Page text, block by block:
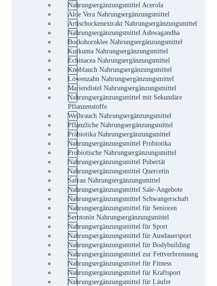
Nahrungsergänzungsmittel Acerola
Aloe Vera Nahrungsergänzungsmittel
Artischockenextrakt Nahrungsergänzungsmittel
Nahrungsergänzungsmittel Ashwagandha
Bockshornklee Nahrungsergänzungsmittel
Kurkuma Nahrungsergänzungsmittel
Echinacea Nahrungsergänzungsmittel
Knoblauch Nahrungsergänzungsmittel
Löwenzahn Nahrungsergänzungsmittel
Mariendistel Nahrungsergänzungsmittel
Nahrungsergänzungsmittel mit Sekundäre
Pflanzenstoffe
Weihrauch Nahrungsergänzungsmittel
Pflanzliche Nahrungsergänzungsmittel
Präbiotika Nahrungsergänzungsmittel
Nahrungsergänzungsmittel Probiotika
Probiotische Nahrungsergänzungsmittel
Nahrungsergänzungsmittel Pubertät
Nahrungsergänzungsmittel Quercetin
Safran Nahrungsergänzungsmittel
Nahrungsergänzungsmittel Sale-Angebote
Nahrungsergänzungsmittel Schwangerschaft
Nahrungsergänzungsmittel für Senioren
Serotonin Nahrungsergänzungsmittel
Nahrungsergänzungsmittel für Sport
Nahrungsergänzungsmittel für Ausdauersport
Nahrungsergänzungsmittel für Bodybuilding
Nahrungsergänzungsmittel zur Fettverbrennung
Nahrungsergänzungsmittel für Fitness
Nahrungsergänzungsmittel für Kraftsport
Nahrungsergänzungsmittel für Läufer